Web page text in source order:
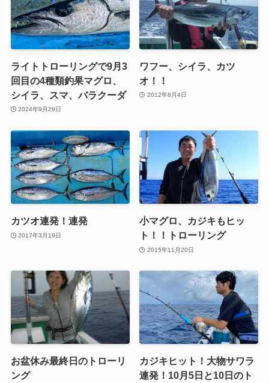
ライトトローリングで9月3
回目の4種類釣果マグロ、
シイラ、スマ、バラクーダ
2024年9月29日
ワフー、シイラ、カツ
オ！！
2012年8月4日
カツオ連発！連発
2017年3月19日
小マグロ、カジキもヒッ
ト！！トローリング
2015年11月20日
お盆休み最終日のトローリ
ング
カジキヒット！大物サワラ
連発！10月5日と10日のト